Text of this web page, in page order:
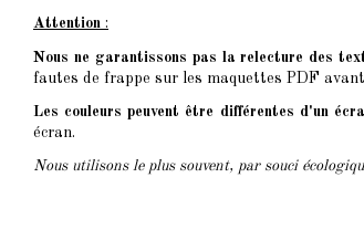
Attention :
Nous ne garantissons pas la relecture des
fautes de frappe sur les maquettes PDF
Les couleurs peuvent être différentes d'un
écran.
Nous utilisons le plus souvent, par souci